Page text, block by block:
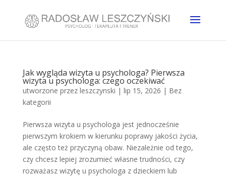
Jak wygląda wizyta u psychologa? Pierwsza
wizyta u psychologa: czego oczekiwać
utworzone przez leszczynski | lip 15, 2026 | Bez
kategorii
Pierwsza wizyta u psychologa jest jednocześnie
pierwszym krokiem w kierunku poprawy jakości życia,
ale często też przyczyną obaw. Niezależnie od tego,
czy chcesz lepiej zrozumieć własne trudności, czy
rozważasz wizytę u psychologa z dzieckiem lub